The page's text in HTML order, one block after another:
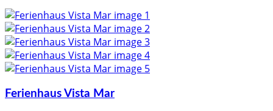
Ferienhaus Vista Mar